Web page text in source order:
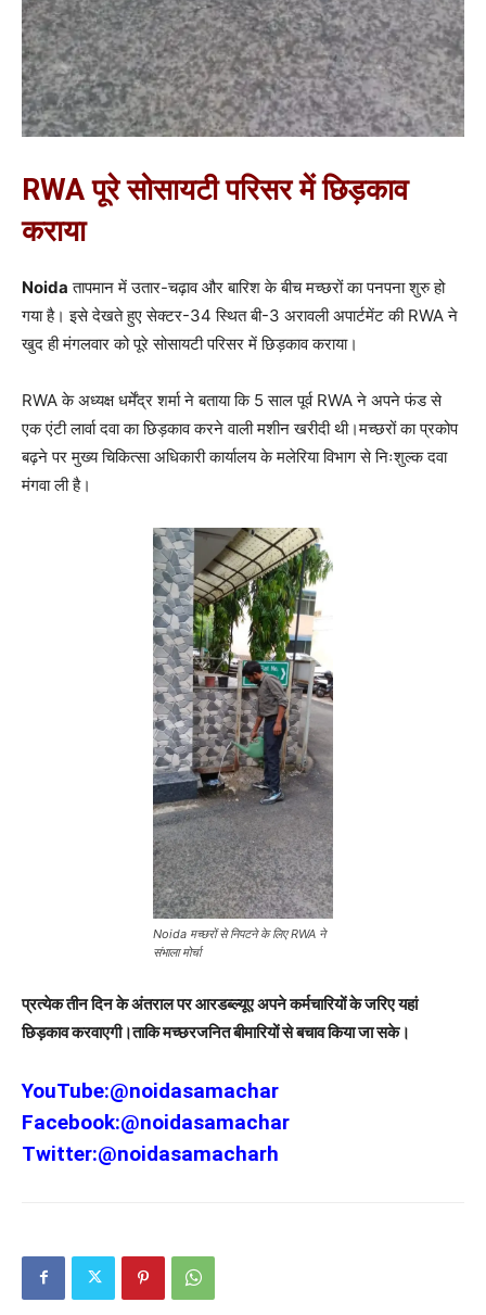
RWA पूरे सोसायटी परिसर में छिड़काव
कराया
Noida तापमान में उतार-चढ़ाव और बारिश के बीच मच्छरों का पनपना शुरु हो
गया है। इसे देखते हुए सेक्टर-34 स्थित बी-3 अरावली अपार्टमेंट की RWA ने
खुद ही मंगलवार को पूरे सोसायटी परिसर में छिड़काव कराया।
RWA के अध्यक्ष धर्मेंद्र शर्मा ने बताया कि 5 साल पूर्व RWA ने अपने फंड से
एक एंटी लार्वा दवा का छिड़काव करने वाली मशीन खरीदी थी।मच्छरों का प्रकोप
बढ़ने पर मुख्य चिकित्सा अधिकारी कार्यालय के मलेरिया विभाग से निःशुल्क दवा
मंगवा ली है।
Noida मच्छरों से निपटने के लिए RWA ने
संभाला मोर्चा
प्रत्येक तीन दिन के अंतराल पर आरडब्ल्यूए अपने कर्मचारियों के जरिए यहां
छिड़काव करवाएगी।ताकि मच्छरजनित बीमारियों से बचाव किया जा सके।
YouTube:@noidasamachar
Facebook:@noidasamachar
Twitter:@noidasamacharh